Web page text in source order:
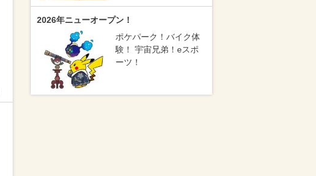
2026年ニューオープン！
ポケパーク！バイク体
験！ 宇宙兄弟！eスポ
ーツ！